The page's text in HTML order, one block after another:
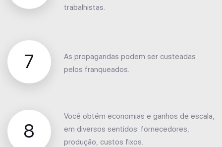
trabalhistas.
7
As propagandas podem ser custeadas
pelos franqueados.
8
Você obtém economias e ganhos de escala,
em diversos sentidos: fornecedores,
produção, custos fixos.